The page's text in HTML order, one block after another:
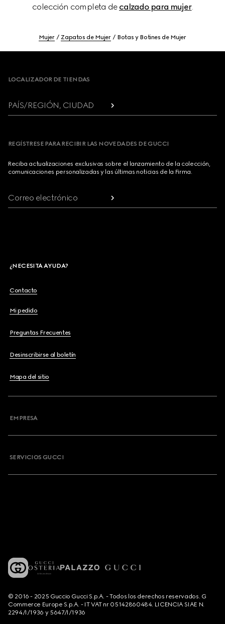
colección completa de calzado para mujer.
Mujer Zapatos de Mujer Botas y Botines de Mujer
LOCALIZADOR DE TIENDAS
PAÍS/REGIÓN, CIUDAD
REGÍSTRESE PARA RECIBIR LAS NOVEDADES DE GUCCI
Reciba actualizaciones exclusivas sobre el lanzamiento de la colección,
comunicaciones personalizadas y las últimas noticias de la Firma.
Correo electrónico
¿NECESITA AYUDA?
Contacto
Mi pedido
Preguntas Frecuentes
Desinscribirse al boletín
Mapa del sitio
EMPRESA
SERVICIOS GUCCI
© 2016 - 2025 Guccio Gucci S.p.A. - Todos los derechos reservados. G
Commerce Europe S.p.A. - IT VAT nr 05142860484. LICENCIA SIAE N.
2294/I/1936 y 5647/I/1936